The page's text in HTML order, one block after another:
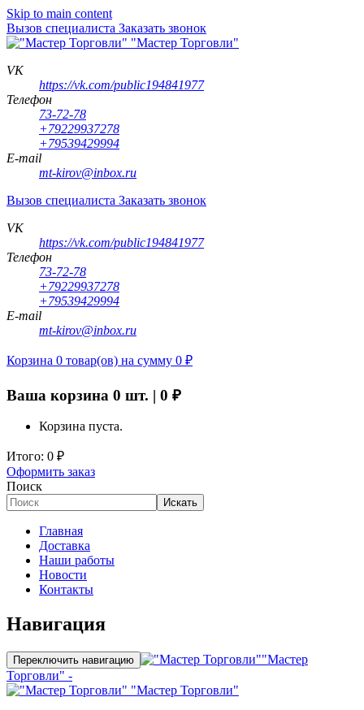
Skip to main content
Вызов специалиста Заказать звонок
"Мастер Торговли"
VK
https://vk.com/public194841977
Телефон
73-72-78
+79229937278
+79539429994
E-mail
mt-kirov@inbox.ru
Вызов специалиста Заказать звонок
VK
https://vk.com/public194841977
Телефон
73-72-78
+79229937278
+79539429994
E-mail
mt-kirov@inbox.ru
Корзина 0 товар(ов) на сумму 0 ₽
Ваша корзина 0 шт. | 0 ₽
Корзина пуста.
Итого: 0 ₽
Оформить заказ
Поиск
Искать
Главная
Доставка
Наши работы
Новости
Контакты
Навигация
Переключить навигацию
"Мастер
Торговли" -
"Мастер Торговли"